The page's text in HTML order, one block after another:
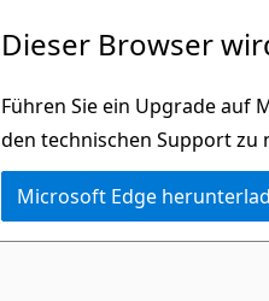
Dieser Browser
Führen Sie ein Upgrade auf
den technischen Support zu
Microsoft Edge